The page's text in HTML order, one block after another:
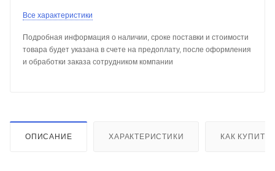
Все характеристики
Подробная информация о наличии, сроке поставки и стоимости
товара будет указана в счете на предоплату, после оформления
и обработки заказа сотрудником компании
ОПИСАНИЕ ХАРАКТЕРИСТИКИ КАК КУПИТЬ